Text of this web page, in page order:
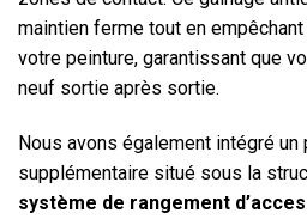
maintien ferme tout en
votre peinture, garantissant que
neuf sortie après sortie.
Nous avons également intégré
supplémentaire situé sous la
système de rangement